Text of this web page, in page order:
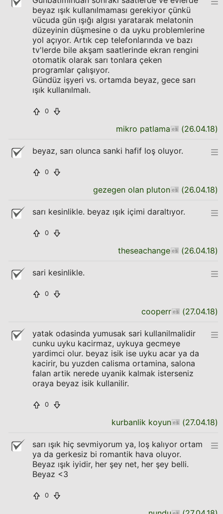
beyaz ışık kullanılmaması gerekiyor çünkü
vücuda gün ışığı algısı yaratarak melatonin
düzeyinin düşmesine o da uyku problemlerine
yol açıyor. Artık cep telefonlarında ve bazı
tv'lerde bile akşam saatlerinde ekran rengini
otomatik olarak sarı tonlara çeken
programlar çalışıyor.
Gündüz işyeri vs. ortamda beyaz, gece sarı
ışık kullanılmalı.
0
mikro patlama (26.04.18)
beyaz, sarı olunca sanki hafif loş oluyor.
0
gezegen olan pluton (26.04.18)
sarı kesinlikle. beyaz ışık içimi daraltıyor.
0
theseachange (26.04.18)
sari kesinlikle.
0
cooperr (27.04.18)
yatak odasinda yumusak sari kullanilmalidir
cunku uyku kacirmaz, uykuya gecmeye
yardimci olur. beyaz isik ise uyku acar ya da
kacirir, bu yuzden calisma ortamina, salona
falan artik nerede uyanik kalmak isterseniz
oraya beyaz isik kullanilir.
0
kurbanlik koyun (27.04.18)
sarı ışık hiç sevmiyorum ya, loş kalıyor ortam
ya da gerkesiz bi romantik hava oluyor.
Beyaz ışık iyidir, her şey net, her şey belli.
Beyaz <3
0